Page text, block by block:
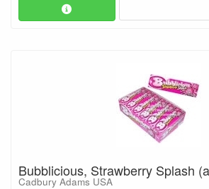
Bubblicious, Strawberry Splash
Cadbury Adams USA